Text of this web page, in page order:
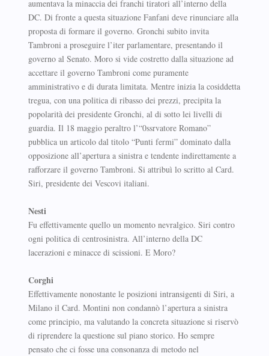
aumentava la minaccia dei franchi tiratori all’interno della
DC. Di fronte a questa situazione Fanfani deve rinunciare alla
proposta di formare il governo. Gronchi subito invita
Tambroni a proseguire l’iter parlamentare, presentando il
governo al Senato. Moro si vide costretto dalla situazione ad
accettare il governo Tambroni come puramente
amministrativo e di durata limitata. Mentre inizia la cosiddetta
tregua, con una politica di ribasso dei prezzi, precipita la
popolarità dei presidente Gronchi, al di sotto lei livelli di
guardia. Il 18 maggio peraltro l’“0ssrvatore Romano”
pubblica un articolo dal titolo “Punti fermi” dominato dalla
opposizione all’apertura a sinistra e tendente indirettamente a
rafforzare il governo Tambroni. Si attribuì lo scritto al Card.
Siri, presidente dei Vescovi italiani.
Nesti
Fu effettivamente quello un momento nevralgico. Siri contro
ogni politica di centrosinistra. All’interno della DC
lacerazioni e minacce di scissioni. E Moro?
Corghi
Effettivamente nonostante le posizioni intransigenti di Siri, a
Milano il Card. Montini non condannò l’apertura a sinistra
come principio, ma valutando la concreta situazione si riservò
di riprendere la questione sul piano storico. Ho sempre
pensato che ci fosse una consonanza di metodo nel